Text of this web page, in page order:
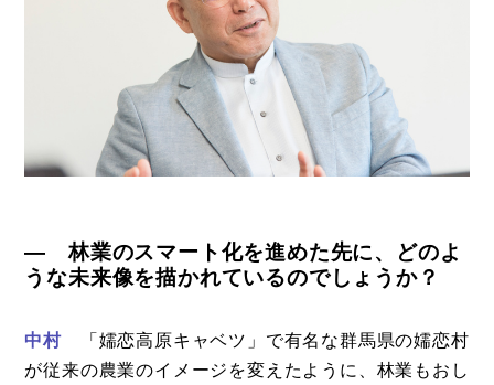
― 林業のスマート化を進めた先に、どのよ
うな未来像を描かれているのでしょうか？
中村 「嬬恋高原キャベツ」で有名な群馬県の嬬恋村
が従来の農業のイメージを変えたように、林業もおし